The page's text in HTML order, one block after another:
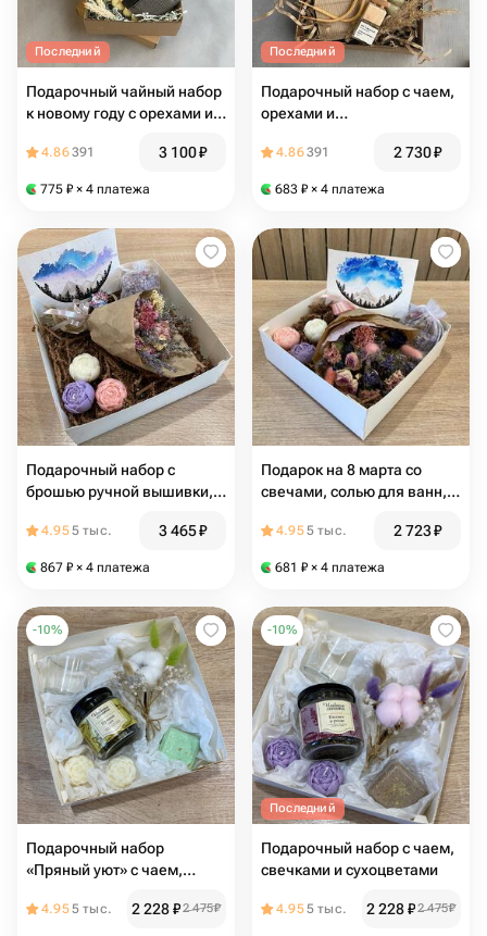
Последний
Подарочный чайный набор
к новому году с орехами и
работы
4.86391 3 100₽
775 ₽ × 4 платежа
Последний
Подарочный набор с чаем,
орехами и
4.86391 2 730₽
683 ₽ × 4 платежа
Подарочный набор с
брошью ручной вышивки,
солью для ванны и свечами
4.955 тыс. 3 465₽
867 ₽ × 4 платежа
Подарок на 8 марта со
свечами, солью для ванн,
букетом из сухоцветов
4.955 тыс. 2 723₽
681 ₽ × 4 платежа
-10%
Подарочный набор
«Пряный уют» с чаем,
4.955 тыс. 2 228₽2 475₽
-10%
Последний
Подарочный набор с чаем,
свечками и сухоцветами
4.955 тыс. 2 228₽2 475₽